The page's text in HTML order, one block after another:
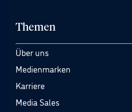
Themen
Über uns
Medienmarken
Karriere
Media Sales